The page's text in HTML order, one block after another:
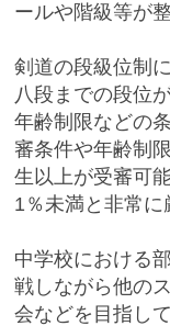
ブックマークした
ールや階級等が
剣道の段級位制
八段までの段位
年齢制限などの
審条件や年齢制
生以上が受審可
1％未満と非常に
中学校における
戦しながら他の
会などを目指し